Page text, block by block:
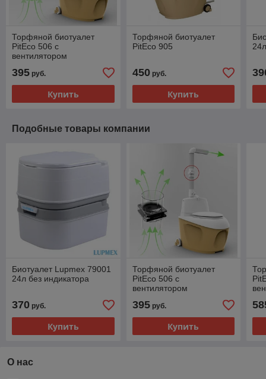
Торфяной биотуалет
PitEco 506 с
вентилятором
395 руб.
Купить
Торфяной биотуалет
PitEco 905
450руб.
Купить
Подобные товары компании
Биотуалет Lupmex 79001
24л без индикатора
370 руб.
Купить
Торфяной биотуалет
PitEco 506 с
вентилятором
395руб.
Купить
О нас